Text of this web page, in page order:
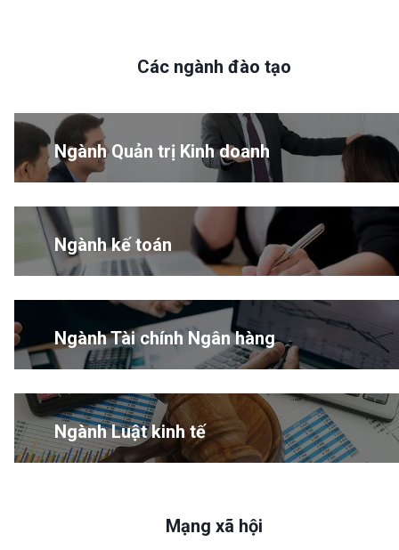
Các ngành đào tạo
Ngành Quản trị Kinh doanh
Ngành kế toán
Ngành Tài chính Ngân hàng
Ngành Luật kinh tế
Mạng xã hội